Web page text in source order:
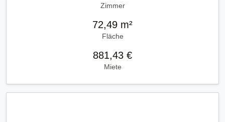
Zimmer
72,49 m²
Fläche
881,43 €
Miete